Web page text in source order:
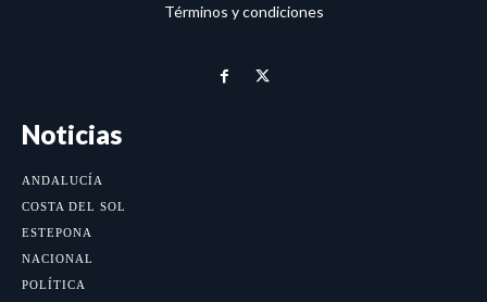
Términos y condiciones
Noticias
ANDALUCÍA
COSTA DEL SOL
ESTEPONA
NACIONAL
POLÍTICA